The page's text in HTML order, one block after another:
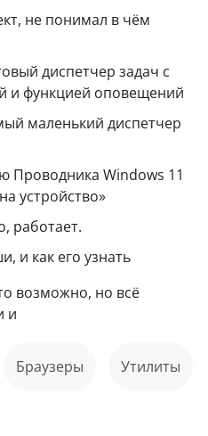
не понимал в чём
диспетчер задач с
и функцией оповещений
маленький диспетчер
Проводника Windows 11
устройство»
работает.
и как его узнать
возможно, но всё
и
Браузеры Утилиты